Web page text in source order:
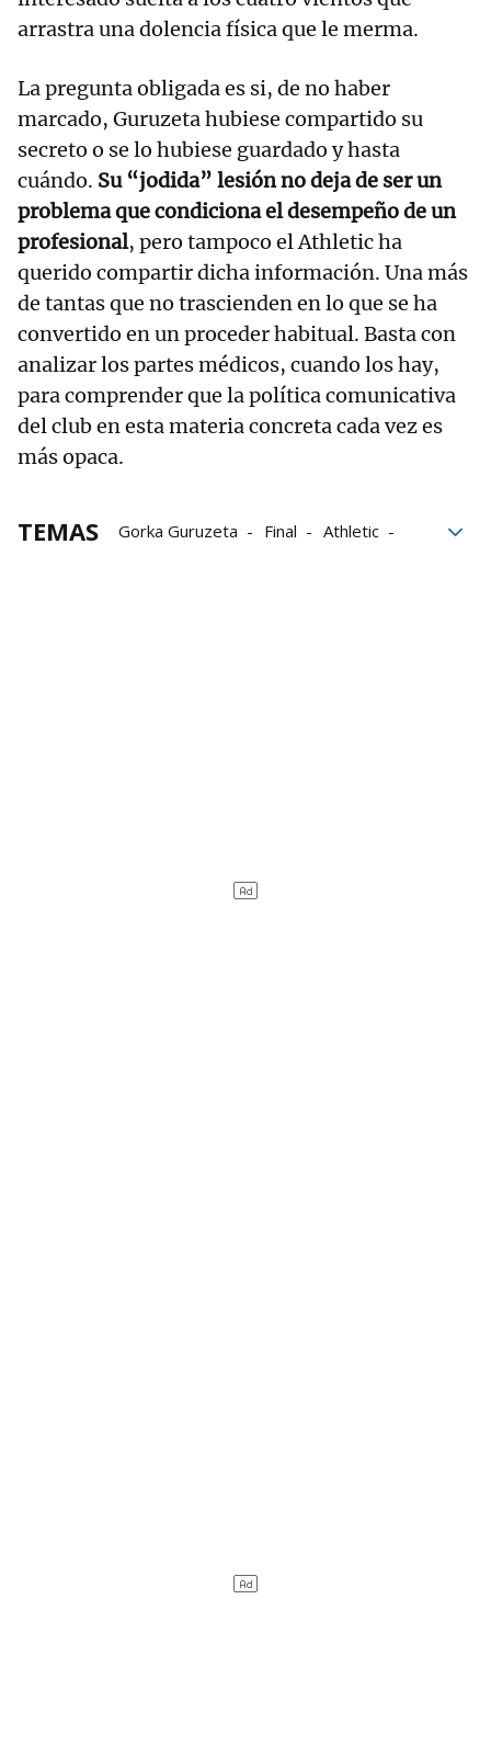
arrastra una dolencia física que le merma.
La pregunta obligada es si, de no haber
marcado, Guruzeta hubiese compartido su
secreto o se lo hubiese guardado y hasta
cuándo. Su “jodida” lesión no deja de ser un
problema que condiciona el desempeño de un
profesional, pero tampoco el Athletic ha
querido compartir dicha información. Una más
de tantas que no trascienden en lo que se ha
convertido en un proceder habitual. Basta con
analizar los partes médicos, cuando los hay,
para comprender que la política comunicativa
del club en esta materia concreta cada vez es
más opaca.
TEMAS Gorka Guruzeta Final
Athletic